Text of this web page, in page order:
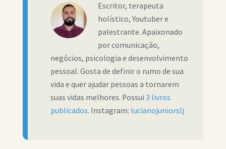
Escritor, terapeuta
holístico, Youtuber e
palestrante. Apaixonado
por comunicação,
negócios, psicologia e desenvolvimento
pessoal. Gosta de definir o rumo de sua
vida e quer ajudar pessoas a tornarem
suas vidas melhores. Possui 3 livros
publicados. Instagram: lucianojuniorslj